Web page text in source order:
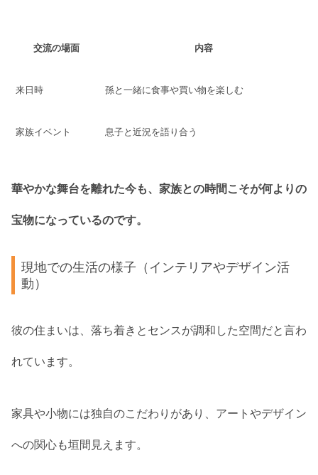
交流の場面 内容
来日時 孫と一緒に食事や買い物を楽しむ
家族イベント 息子と近況を語り合う
華やかな舞台を離れた今も、家族との時間こそが何よりの
宝物になっているのです。
現地での生活の様子（インテリアやデザイン活
動）
彼の住まいは、落ち着きとセンスが調和した空間だと言わ
れています。
家具や小物には独自のこだわりがあり、アートやデザイン
への関心も垣間見えます。